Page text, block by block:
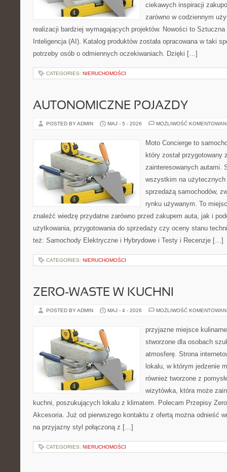
ciekawych inspiracji
zarówno w codziennym
realizacji bardziej wymagających projektów. Nowości to
Inteligencja (AI). Katalog produktów została opracowana w taki
potrzeby osób o odmiennych oczekiwaniach. Dzięki […]
CATEGORIES: NIERUCHOMOŚCI
AUTONOMICZNE POJAZDY
POSTED BY ADMIN MAJ - 5 - 2026 MOŻLIWOŚĆ
Moto Concierge to
który został przygotowany
zainteresowanych autami.
wszystkim na
sprzedażą samochodów,
rynku używanym. To
znaleźć wiedzę przydatne zarówno przed zakupem auta, jak i
użytkowania, przygotowania do sprzedaży czy oceny stanu
też: Samochody Elektryczne i Hybrydowe i Testy i Recenzje […]
CATEGORIES: NIERUCHOMOŚCI
ZERO-WASTE W KUCHNI
POSTED BY ADMIN MAJ - 4 - 2026 MOŻLIWOŚĆ
przyjazne miejsce
stworzone dla osobach
atmosferę. Strona
lokalu, w którym jedzenie
również tworzone z
wizytówka, która może
kuchni, poszukujących lokalu z klimatem. Polecam Przepisy
Akcesoria. Już od pierwszego kontaktu z ofertą można odnieść
na przyjazny styl połączoną z […]
CATEGORIES: NIERUCHOMOŚCI